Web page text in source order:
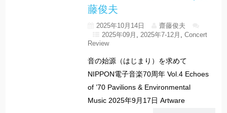
藤俊夫
2025年10月14日
齋藤俊夫
2025年09月
2025年7-12月
Concert
Review
音の始源（はじまり）を求めて
NIPPON電子音楽70周年 Vol.4 Echoes
of ’70 Pavilions & Environmental
Music 2025年9月17日 Artware